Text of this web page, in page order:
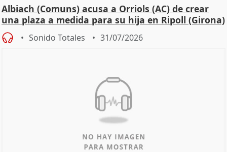
Albiach (Comuns) acusa a Orriols (AC) de crear
una plaza a medida para su hija en Ripoll (Girona)
Sonido Totales 31/07/2026